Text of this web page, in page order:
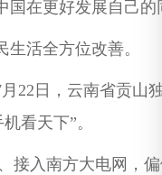
国在更好发展自己
活全方位改善。
日，云南省贡山
看天下”。
入南方大电网，偏